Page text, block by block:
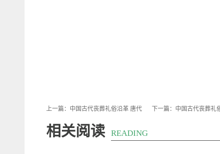
上一篇： 中国古代丧葬礼俗沿革 唐代 下一篇： 中国古代丧葬礼
相关阅读 READING